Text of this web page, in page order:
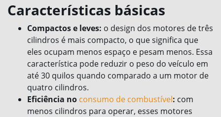
Características básicas
Compactos e leves: o design dos motores de três
cilindros é mais compacto, o que significa que
eles ocupam menos espaço e pesam menos. Essa
característica pode reduzir o peso do veículo em
até 30 quilos quando comparado a um motor de
quatro cilindros.
Eficiência no consumo de combustível: com
menos cilindros para operar, esses motores